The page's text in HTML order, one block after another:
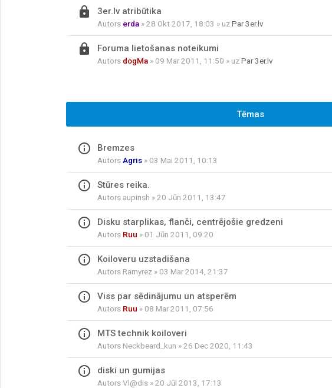
locked_outline
3er.lv atribūtika
Autors erda » 28 Okt 2017, 18:03 » uzPar 3er.lv
locked_outline
Foruma lietošanas noteikumi
Autors dogMa » 09 Mar 2011, 11:50 » uzPar 3er.lv
Tēmas
info_outline Bremzes
Autors Agris » 03 Mai 2011, 10:13
info_outline Stūres reika.
Autors aupinsh » 20 Jūn 2011, 13:47
info_outline Disku starplikas, flanči, centrējošie gredzeni
Autors Ruu » 01 Jūn 2011, 09:20
info_outline Koiloveru uzstadišana
Autors Ramyrez » 03 Mar 2014, 21:37
info_outline Viss par sēdinājumu un atsperēm
Autors Ruu » 08 Mar 2011, 07:56
info_outline MTS technik koiloveri
Autors Neckbeard_kun » 26 Dec 2020, 11:43
info_outline diski un gumijas
AutorsVl@dis » 20 Jūl 2013, 17:13